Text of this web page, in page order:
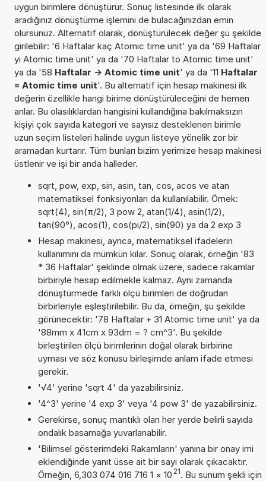
uygun birimlere dönüştürür. Sonuç listesinde ilk olarak
aradığınız dönüştürme işlemini de bulacağınızdan emin
olursunuz. Alternatif olarak, dönüştürülecek değer şu şekilde
girilebilir: '6 Haftalar kaç Atomic time unit' ya da '69 Haftalar
yi Atomic time unit' ya da '70 Haftalar to Atomic time unit'
ya da '58 Haftalar -> Atomic time unit' ya da '11 Haftalar
= Atomic time unit'. Bu alternatif için hesap makinesi ilk
değerin özellikle hangi birime dönüştürüleceğini de hemen
anlar. Bu olasılıklardan hangisini kullandığına bakılmaksızın
kişiyi çok sayıda kategori ve sayısız desteklenen birimle
uzun seçim listeleri halinde uygun listeye yönelik zor bir
aramadan kurtarır. Tüm bunları bizim yerimize hesap makinesi
üstlenir ve işi bir anda halleder.
sqrt, pow, exp, sin, asin, tan, cos, acos ve atan
matematiksel fonksiyonları da kullanılabilir. Örnek:
sqrt(4), sin(π/2), 3 pow 2, atan(1/4), asin(1/2),
tan(90°), acos(1), cos(pi/2), sin(90) ya da 2 exp 3
Hesap makinesi, ayrıca, matematiksel ifadelerin
kullanımını da mümkün kılar. Sonuç olarak, örneğin '83
* 36 Haftalar' şeklinde olmak üzere, sadece rakamlar
birbiriyle hesap edilmekle kalmaz. Aynı zamanda
dönüştürmede farklı ölçü birimleri de doğrudan
birbirleriyle eşleştirilebilir. Bu da, örneğin, şu şekilde
görünecektir: '78 Haftalar + 31 Atomic time unit' ya da
'88mm x 41cm x 93dm = ? cm^3'. Bu şekilde
birleştirilen ölçü birimlerinin doğal olarak birbirine
uyması ve söz konusu birleşimde anlam ifade etmesi
gerekir.
'√4' yerine 'sqrt 4' da yazabilirsiniz.
'4^3' yerine '4 exp 3' veya '4 pow 3' de yazabilirsiniz.
Gerekirse, sonuç mantıklı olan her yerde belirli sayıda
ondalık basamağa yuvarlanabilir.
'Bilimsel gösterimdeki Rakamların' yanına bir onay imi
eklendiğinde yanıt üsse ait bir sayı olarak çıkacaktır.
Örneğin, 6,303 074 016 716 1 × 10 21. Bu sunum şekli için